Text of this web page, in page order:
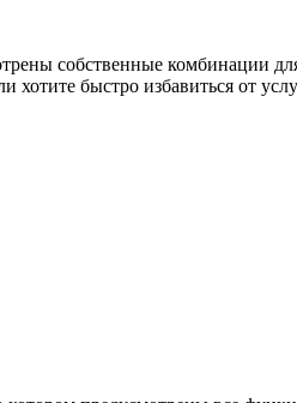
собственные комбинации
хотите быстро избавиться от